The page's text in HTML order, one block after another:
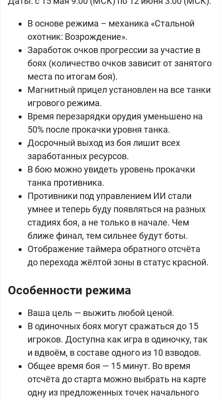
В основе режима – механика «Стальной
охотник: Возрождение».
Заработок очков прогрессии за участие в
боях (количество очков зависит от занятого
места по итогам боя).
Магнитный прицел установлен на все танки
игрового режима.
Время перезарядки орудия уменьшено на
50% после прокачки уровня танка.
Досрочный выход из боя лишит всех
заработанных ресурсов.
В бою можно увидеть уровень прокачки
танка противника.
Противники под управлением ИИ стали
умнее и теперь буду появляться на разных
стадиях боя, а не только в начале. Чем
ближе финал, тем сильнее будут боты.
Отображение таймера обратного отсчёта
до перехода жёлтой зоны в статус красной.
Особенности режима
Ваша цель — выжить любой ценой.
В одиночных боях могут сражаться до 15
игроков. Доступна как игра в одиночку, так
и вдвоём, в составе одного из 10 взводов.
Общее время боя — 15 минут. Во время
отсчёта до старта можно выбрать на карте
одну из предложенных точек начального